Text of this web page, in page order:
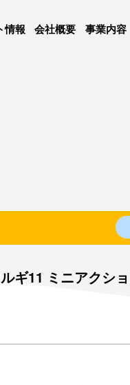
情報 会社概要 事業内容
ギ11 ミニアクシ